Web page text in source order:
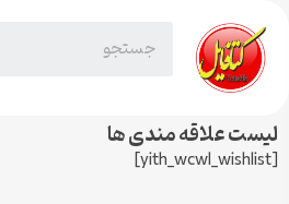
لیست علاقه مندی ها
[yith_wcwl_wishlist]